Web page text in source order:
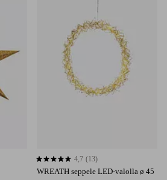
WREATH seppele LED-valolla ø 45
4,7 perustuen 13 arvosanaan
4,7 (13)